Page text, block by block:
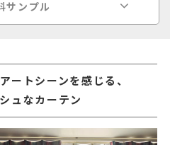
サンプル
ートシーンを感じる、
ュなカーテン